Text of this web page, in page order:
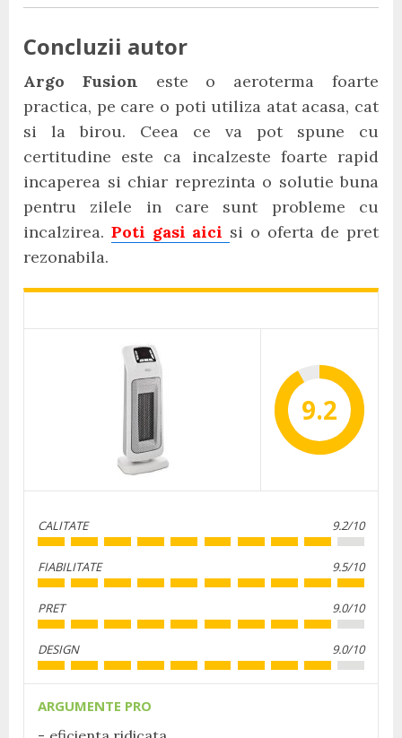
Concluzii autor
Argo Fusion este o aeroterma foarte
practica, pe care o poti utiliza atat acasa, cat
si la birou. Ceea ce va pot spune cu
certitudine este ca incalzeste foarte rapid
incaperea si chiar reprezinta o solutie buna
pentru zilele in care sunt probleme cu
incalzirea. Poti gasi aici si o oferta de pret
rezonabila.
9.2
CALITATE 9.2/10
FIABILITATE 9.5/10
PRET 9.0/10
DESIGN 9.0/10
ARGUMENTE PRO